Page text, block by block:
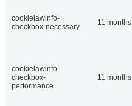
cookielawinfo-
checkbox-necessary
11 months
cookielawinfo-
checkbox-
performance
11 months